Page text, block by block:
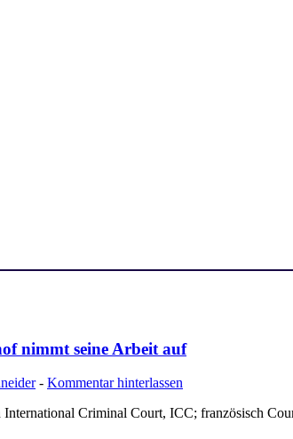
nimmt seine Arbeit auf
- Kommentar hinterlassen
Criminal Court, ICC; französisch